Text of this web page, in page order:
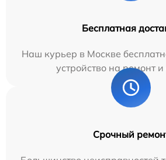
Бесплатная
Наш курьер в Москве
устройство на ремонт
Срочный